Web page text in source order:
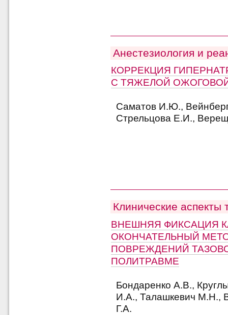
Анестезиология и
КОРРЕКЦИЯ
С ТЯЖЕЛОЙ
Саматов И.Ю.,
Стрельцова Е.И.,
Клинические аспекты
ВНЕШНЯЯ ФИКСАЦИЯ
ОКОНЧАТЕЛЬНЫЙ
ПОВРЕЖДЕНИЙ
ПОЛИТРАВМЕ
Бондаренко А.В.,
И.А., Талашкевич М.Н.,
Г.А.